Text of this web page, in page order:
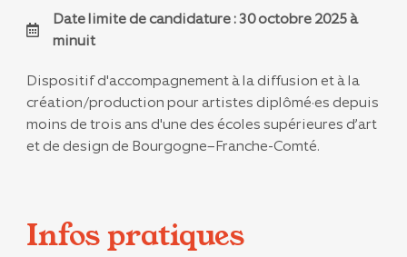
Date limite de candidature : 30 octobre 2025 à
minuit
Dispositif d'accompagnement à la diffusion et à la
création/production pour artistes diplômé·es depuis
moins de trois ans d'une des écoles supérieures d’art
et de design de Bourgogne–Franche-Comté.
Infos pratiques